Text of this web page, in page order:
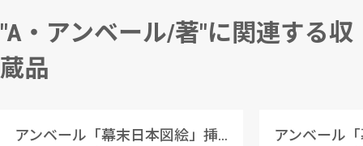
"A・アンベール/著"に関連する収
蔵品
アンベール「幕末日本図絵」挿絵 役人の夜廻り,板前